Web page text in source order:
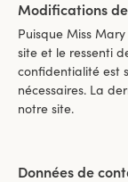
Modifications
Puisque Miss
site et le ressenti
confidentialité est
nécessaires. La
notre site.
Données de